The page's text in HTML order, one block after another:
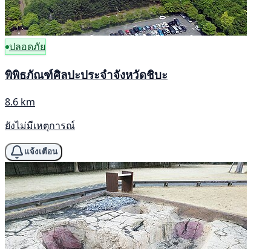
ปลอดภัย
พิพิธภัณฑ์ศิลปะประจำจังหวัดชิบะ
8.6 km
ยังไม่มีเหตุการณ์
แจ้งเตือน